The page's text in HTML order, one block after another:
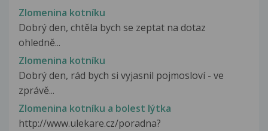
Zlomenina kotníku
Dobrý den, chtěla bych se zeptat na dotaz
ohledně...
Zlomenina kotníku
Dobrý den, rád bych si vyjasnil pojmosloví - ve
zprávě...
Zlomenina kotníku a bolest lýtka
http://www.ulekare.cz/poradna?